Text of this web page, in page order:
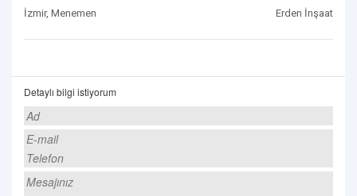
İzmir, Menemen Erden İnşaat
Detaylı bilgi istiyorum